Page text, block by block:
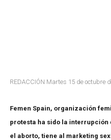
REDACCIÓN Martes 15 de octubre
Femen Spain, organización
protesta ha sido la
el aborto, tiene al marketing